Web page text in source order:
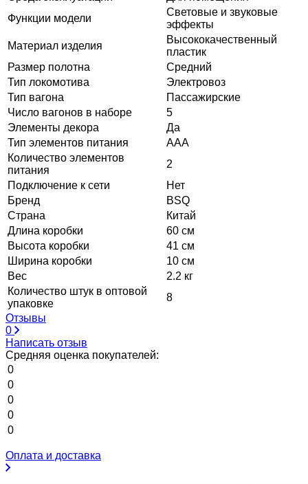
Функции модели
Световые и звуковые
эффекты
Материал изделия
Высококачественный
пластик
Размер полотна
Средний
Тип локомотива
Электровоз
Тип вагона
Пассажирские
Число вагонов в наборе
5
Элементы декора
Да
Тип элементов питания
ААА
Количество элементов
питания
2
Подключение к сети
Нет
Бренд
BSQ
Страна
Китай
Длина коробки
60 см
Высота коробки
41 см
Ширина коробки
10 см
Вес
2.2 кг
Количество штук в оптовой
упаковке
8
Отзывы
0
Написать отзыв
Средняя оценка покупателей:
0
0
0
0
0
Оплата и доставка